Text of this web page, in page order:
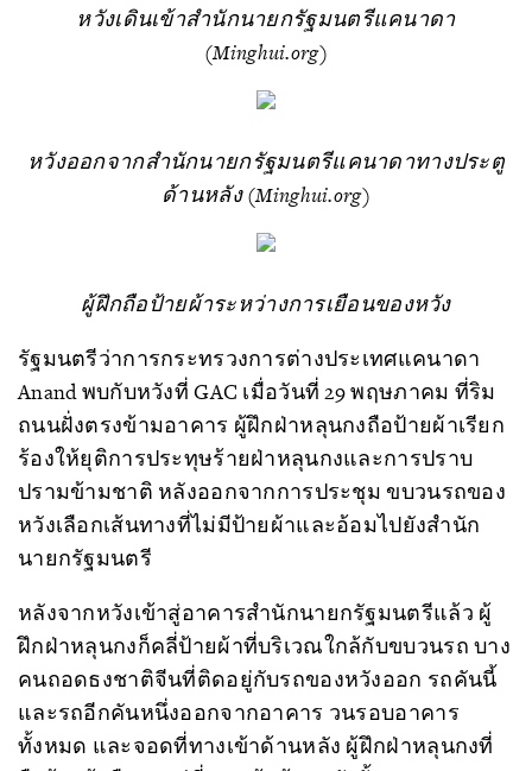
หวังเดินเข้าสำนักนายกรัฐมนตรีแคนาดา
(Minghui.org)
หวังออกจากสำนักนายกรัฐมนตรีแคนาดาทางประตู
ด้านหลัง (Minghui.org)
ผู้ฝึกถือป้ายผ้าระหว่างการเยือนของหวัง
รัฐมนตรีว่าการกระทรวงการต่างประเทศแคนาดา
Anand พบกับหวังที่ GAC เมื่อวันที่ 29 พฤษภาคม ที่ริม
ถนนฝั่งตรงข้ามอาคาร ผู้ฝึกฝ่าหลุนกงถือป้ายผ้าเรียก
ร้องให้ยุติการประทุษร้ายฝ่าหลุนกงและการปราบ
ปรามข้ามชาติ หลังออกจากการประชุม ขบวนรถของ
หวังเลือกเส้นทางที่ไม่มีป้ายผ้าและอ้อมไปยังสำนัก
นายกรัฐมนตรี
หลังจากหวังเข้าสู่อาคารสำนักนายกรัฐมนตรีแล้ว ผู้
ฝึกฝ่าหลุนกงก็คลี่ป้ายผ้าที่บริเวณใกล้กับขบวนรถ บาง
คนถอดธงชาติจีนที่ติดอยู่กับรถของหวังออก รถคันนี้
และรถอีกคันหนึ่งออกจากอาคาร วนรอบอาคาร
ทั้งหมด และจอดที่ทางเข้าด้านหลัง ผู้ฝึกฝ่าหลุนกงที่